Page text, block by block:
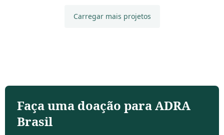
Carregar mais projetos
Faça uma doação para ADRA
Brasil